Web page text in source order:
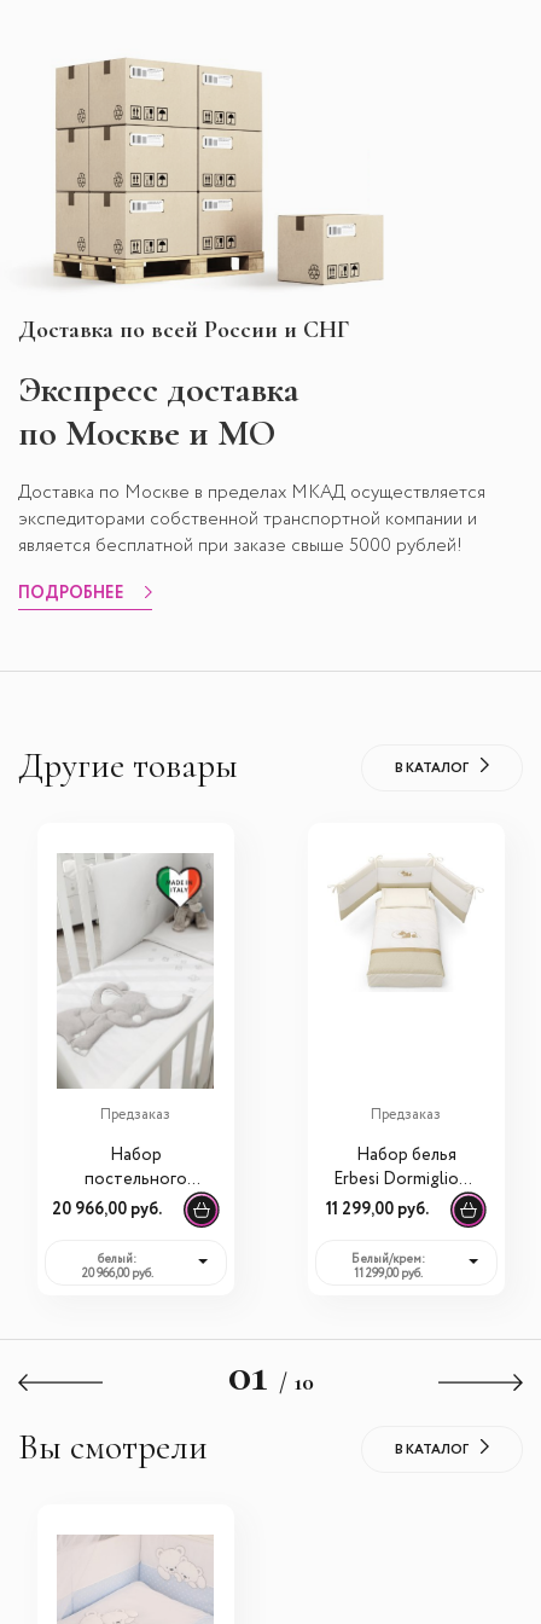
Доставка по всей России и СНГ
Экспресс доставка
по Москве и МО
Доставка по Москве в пределах МКАД осуществляется
экспедиторами собственной транспортной компании и
является бесплатной при заказе свыше 5000 рублей!
ПОДРОБНЕЕ
Другие товары В КАТАЛОГ
Предзаказ
Набор
постельного
белья Erbesi Elly (3
20 966,00 руб.
белый:
20 966,00 руб.
Предзаказ
Набор белья
Erbesi Dormiglione
(3 предмета)
11 299,00 руб.
Белый/крем:
11 299,00 руб.
01 / 10
Вы смотрели В КАТАЛОГ